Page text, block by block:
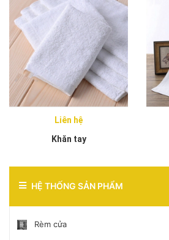
Liên hệ
Khăn tay
HỆ THỐNG SẢN PHẨM
Rèm cửa